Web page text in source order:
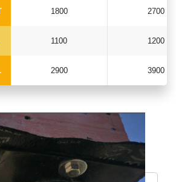
1800
1100
2900
2700
1200
3900